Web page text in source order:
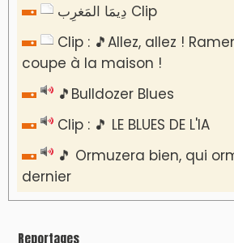
دِيمَا المَغرِب Clip
Clip : 🎵Allez, allez !
coupe à la maison !
🎵Bulldozer Blues
Clip : 🎵 LE BLUES DE L'IA
🎵 Ormuzera bien, qui
dernier
Reportages